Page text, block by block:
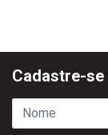
Cadastre-